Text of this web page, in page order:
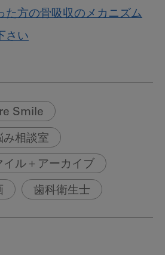
た方の骨吸収のメカニズム
さい
Smile
み相談室
イル＋アーカイブ
歯科衛生士